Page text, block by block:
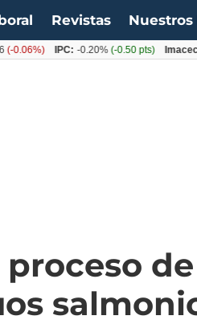
Revistas Nuestros
IPC: -0.20%(-0.50 pts) Imacec: $2,4